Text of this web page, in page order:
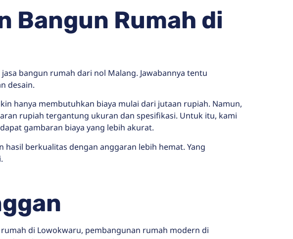
Bangun Rumah di
bangun rumah dari nol Malang. Jawabannya tentu
desain.
hanya membutuhkan biaya mulai dari jutaan rupiah. Namun,
rupiah tergantung ukuran dan spesifikasi. Untuk itu, kami
gambaran biaya yang lebih akurat.
berkualitas dengan anggaran lebih hemat. Yang
di Lowokwaru, pembangunan rumah modern di